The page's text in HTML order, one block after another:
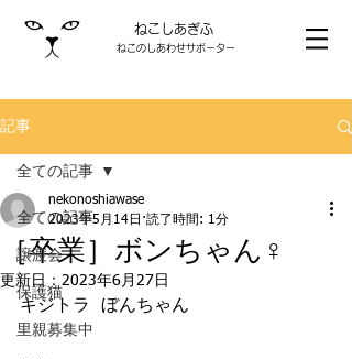
ねこしあぎふ
ねこのしあわせサポーター
記事
全ての記事
譲渡会
保護猫
里親募集中
全ての記事
［卒業］ボンちゃん♀
nekonoshiawase
2023年5月14日 読了時間: 1分
更新日： 2023年6月27日
キジトラ  ぼんちゃん